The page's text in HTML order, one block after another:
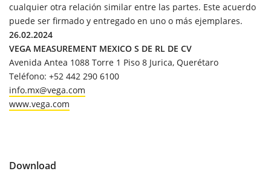
cualquier otra relación similar entre las partes. Este acuerdo
puede ser firmado y entregado en uno o más ejemplares.
26.02.2024
VEGA MEASUREMENT MEXICO S DE RL DE CV
Avenida Antea 1088 Torre 1 Piso 8 Jurica, Querétaro
Teléfono: +52 442 290 6100
info.mx@vega.com
www.vega.com
Download